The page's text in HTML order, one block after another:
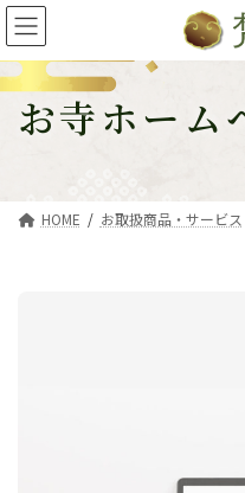
コ
ン
テ
ン
キ
ナ
ビ
ゲ
ー
に
お寺ホーム
HOME お取扱商品・サービス